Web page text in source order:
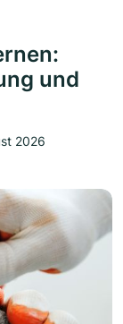
und
2026